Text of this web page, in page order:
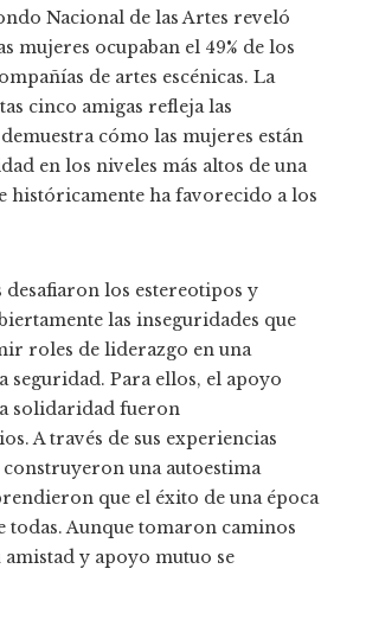
Nacional de las Artes reveló
mujeres ocupaban el 49% de los
de artes escénicas. La
cinco amigas refleja las
cómo las mujeres están
en los niveles más altos de una
históricamente ha favorecido a los
desafiaron los estereotipos y
las inseguridades que
roles de liderazgo en una
seguridad. Para ellos, el apoyo
solidaridad fueron
A través de sus experiencias
una autoestima
que el éxito de una época
todas. Aunque tomaron caminos
amistad y apoyo mutuo se